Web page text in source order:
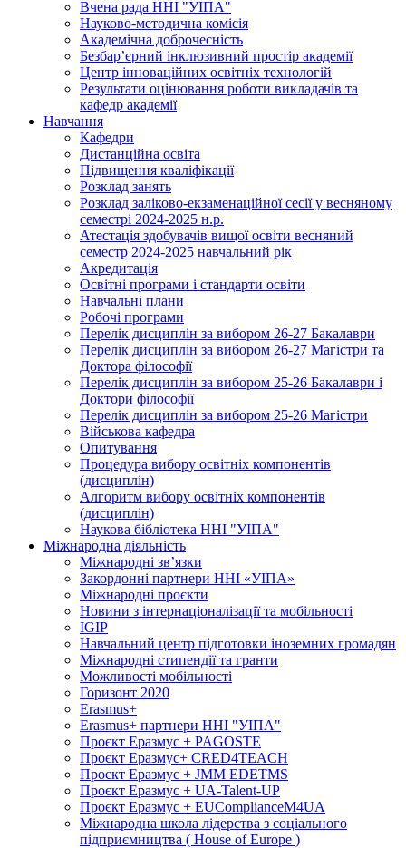
Вчена рада ННІ "УІПА"
Науково-методична комісія
Академічна доброчесність
Безбар’єрний інклюзивний простір академії
Центр інноваційних освітніх технологій
Результати оцінювання роботи викладачів та
кафедр академії
Навчання
Кафедри
Дистанційна освіта
Підвищення кваліфікації
Розклад занять
Розклад заліково-екзаменаційної сесії у весняному
семестрі 2024-2025 н.р.
Атестація здобувачів вищої освіти весняний
семестр 2024-2025 навчальний рік
Акредитація
Освітні програми і стандарти освіти
Навчальні плани
Робочі програми
Перелік дисциплін за вибором 26-27 Бакалаври
Перелік дисциплін за вибором 26-27 Магістри та
Доктора філософії
Перелік дисциплін за вибором 25-26 Бакалаври і
Доктори філософії
Перелік дисциплін за вибором 25-26 Магістри
Військова кафедра
Опитування
Процедура вибору освітніх компонентів
(дисциплін)
Алгоритм вибору освітніх компонентів
(дисциплін)
Наукова бібліотека ННІ "УІПА"
Міжнародна діяльність
Міжнародні зв’язки
Закордонні партнери ННІ «УІПА»
Міжнародні проєкти
Новини з інтернаціоналізації та мобільності
IGIP
Навчальний центр підготовки іноземних громадян
Міжнародні стипендії та гранти
Можливості мобільності
Горизонт 2020
Erasmus+
Erasmus+ партнери ННІ "УІПА"
Проєкт Еразмус + PAGOSTE
Проєкт Еразмус+ CRED4TEACH
Проєкт Еразмус + JMM EDETMS
Проєкт Еразмус + UA-Talent-UP
Проєкт Еразмус + EUComplianceM4UA
Міжнародна школа лідерства з соціального
підприємництва ( House of Europe )